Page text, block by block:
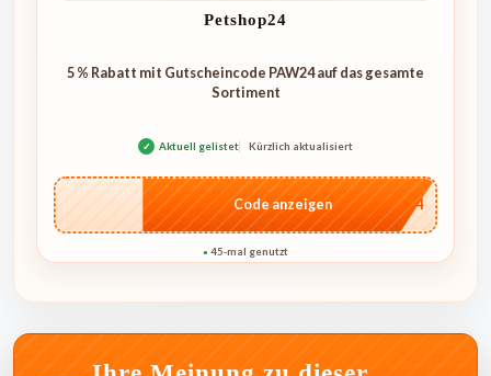
Petshop24
5 % Rabatt mit Gutscheincode PAW24 auf das gesamte
Sortiment
✓ Aktuell gelistet Kürzlich aktualisiert
…W24
Code anzeigen
● 45-mal genutzt